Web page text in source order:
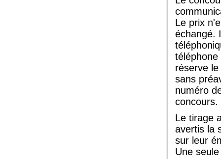
Le prix
échangé.
réserve
sans
numéro
concours.
Le tirage
avertis la
sur leur
Une